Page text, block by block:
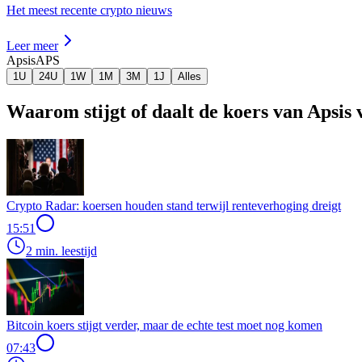
Het meest recente crypto nieuws
Leer meer
ApsisAPS
1U 24U 1W 1M 3M 1J Alles
Waarom stijgt of daalt de koers van Apsis
Crypto Radar: koersen houden stand terwijl renteverhoging dreigt
15:51
2 min. leestijd
Bitcoin koers stijgt verder, maar de echte test moet nog komen
07:43